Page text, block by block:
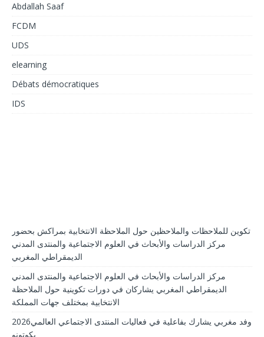
Abdallah Saaf
FCDM
UDS
elearning
Débats démocratiques
IDS
تكوين للملاحظات والملاحظين حول الملاحظة الانتخابية بمراكش بحضور
مركز الدراسات والأبحاث في العلوم الاجتماعية والمنتدى المدني
الديمقراطي المغربي
مركز الدراسات والأبحاث في العلوم الاجتماعية والمنتدى المدني
الديمقراطي المغربي يشاركان في دورات تكوينية حول الملاحظة
الانتخابية بمختلف جهات المملكة
2026وفد مغربي يشارك بفاعلية في فعاليات المنتدى الاجتماعي العالمي
بكوتونو